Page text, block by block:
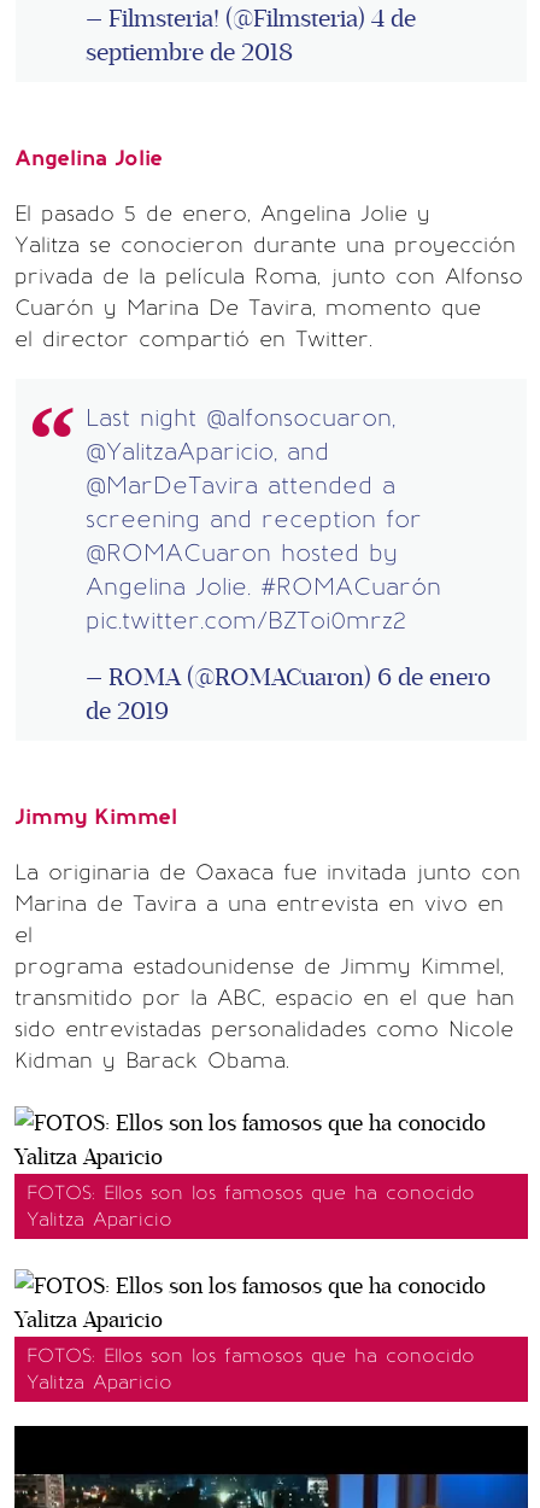
— Filmsteria! (@Filmsteria) 4 de
septiembre de 2018
Angelina Jolie
El pasado 5 de enero, Angelina Jolie y
Yalitza se conocieron durante una proyección
privada de la película Roma, junto con Alfonso
Cuarón y Marina De Tavira, momento que
el director compartió en Twitter.
Last night @alfonsocuaron,
@YalitzaAparicio, and
@MarDeTavira attended a
screening and reception for
@ROMACuaron hosted by
Angelina Jolie. #ROMACuarón
pic.twitter.com/BZToi0mrz2
— ROMA (@ROMACuaron) 6 de enero
de 2019
Jimmy Kimmel
La originaria de Oaxaca fue invitada junto con
Marina de Tavira a una entrevista en vivo en
el
programa estadounidense de Jimmy Kimmel,
transmitido por la ABC, espacio en el que han
sido entrevistadas personalidades como Nicole
Kidman y Barack Obama.
FOTOS: Ellos son los famosos que ha conocido
Yalitza Aparicio
FOTOS: Ellos son los famosos que ha conocido
Yalitza Aparicio